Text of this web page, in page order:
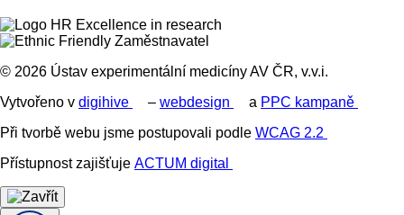
© 2026 Ústav experimentální medicíny AV ČR, v.v.i.
Vytvořeno v digihive – webdesign a PPC kampaně
Při tvorbě webu jsme postupovali podle WCAG 2.2
Přístupnost zajišťuje ACTUM digital